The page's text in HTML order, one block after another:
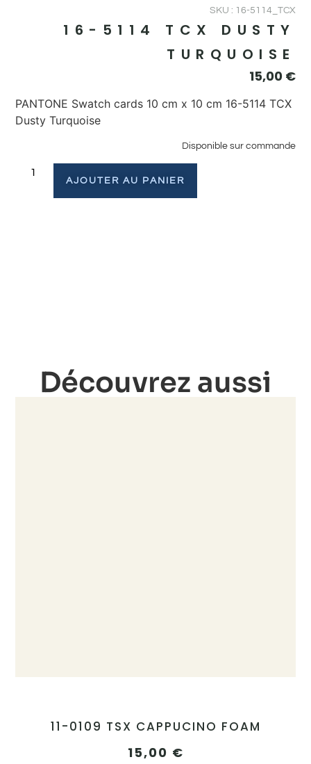
SKU : 16-5114_TCX
16-5114 TCX DUSTY
TURQUOISE
15,00 €
PANTONE Swatch cards 10 cm x 10 cm 16-5114 TCX
Dusty Turquoise
Disponible sur commande
AJOUTER AU PANIER
Découvrez aussi
11-0109 TSX CAPPUCINO FOAM
15,00 €